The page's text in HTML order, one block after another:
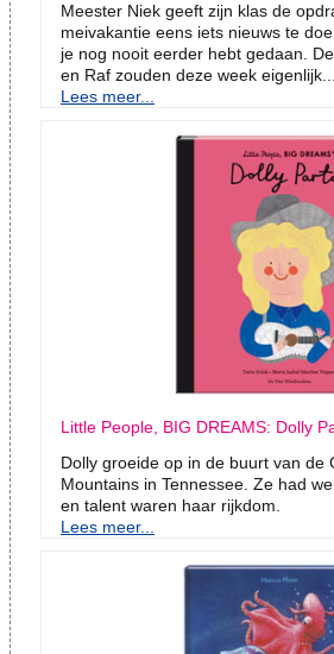
Meester Niek geeft zijn klas de
meivakantie eens iets nieuws te
je nog nooit eerder hebt gedaan.
en Raf zouden deze week eigenlijk...
Lees meer...
Little People, BIG DREAMS: Dolly
Dolly groeide op in de buurt van de
Mountains in Tennessee. Ze had
en talent waren haar rijkdom.
Lees meer...